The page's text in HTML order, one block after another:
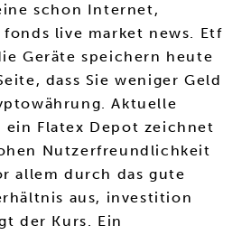
schon Internet,
live market news. Etf
Geräte speichern heute
dass Sie weniger Geld
Aktuelle
ein Flatex Depot zeichnet
Nutzerfreundlichkeit
allem durch das gute
aus, investition
der Kurs. Ein